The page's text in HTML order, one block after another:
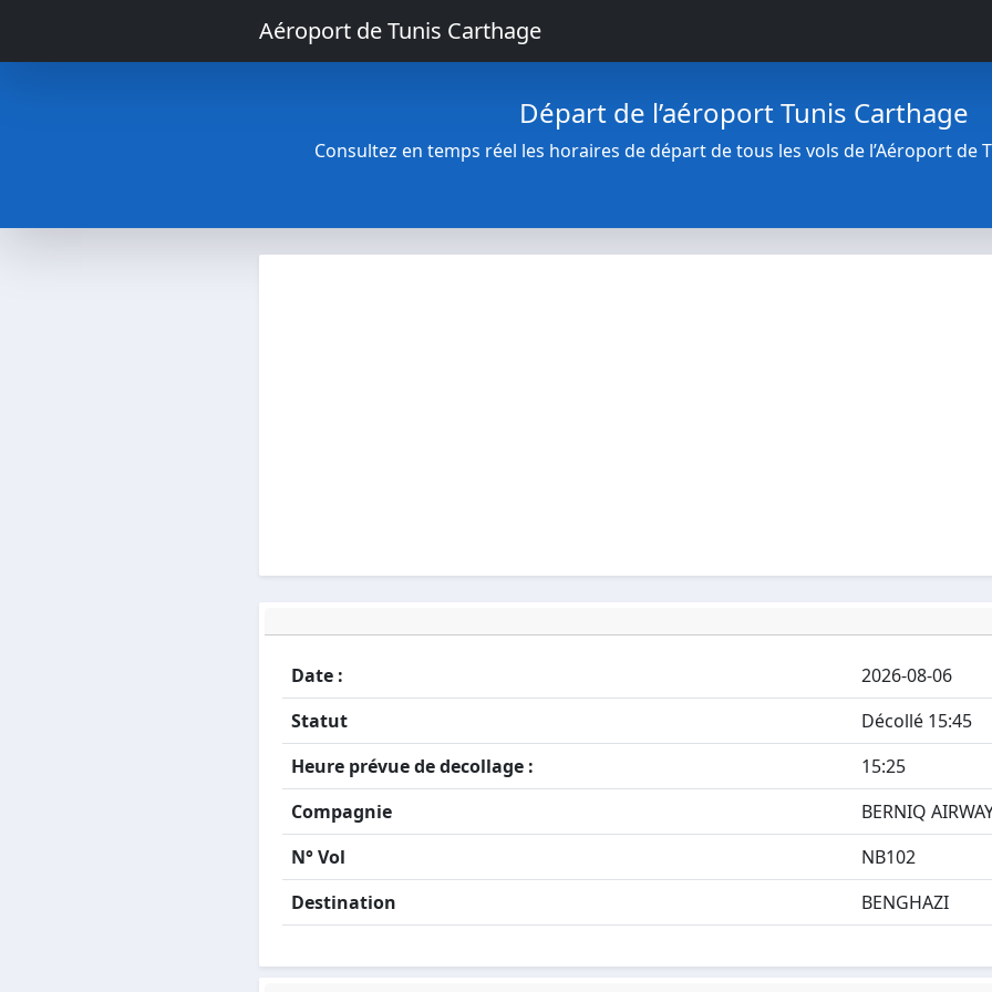
Aéroport de Tunis Carthage
Départ de l’aéroport Tunis Carthage
Consultez en temps réel les horaires de départ de tous les vols de l’Aéroport de
Date :
2026-08-06
Statut
Décollé 15:45
Heure prévue de decollage :
15:25
Compagnie
BERNIQ
N° Vol
NB102
Destination
BENGHAZI